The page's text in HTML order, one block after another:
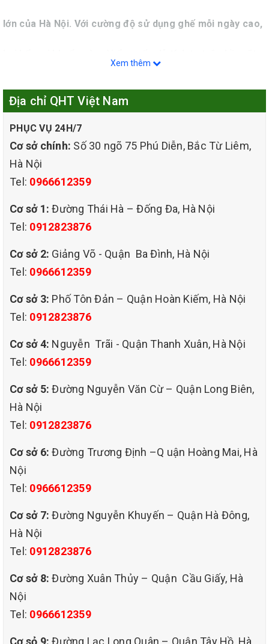
lớn của Hà Nội. Với cường độ sử dụng ghế mỗi ngày cao,
ra đời nhằm mang lại môi trường làm việc sạch sẽ,
chuyên nghiệp và nâng cao hình ảnh doanh nghiệp.
Tại Sao Nên Cần Dịch vụ Giặt Ghế Văn Phòng Phường
Láng
Xem thêm
Địa chỉ QHT Việt Nam
PHỤC VỤ 24H/7
Cơ sở chính: Số 30 ngõ 75 Phú Diễn, Bắc Từ Liêm,
Hà Nội
Tel: 0966612359
Cơ sở 1: Đường Thái Hà – Đống Đa, Hà Nội
Tel: 0912823876
Cơ sở 2: Giảng Võ - Quận Ba Đình, Hà Nội
Tel: 0966612359
Cơ sở 3: Phố Tôn Đản – Quận Hoàn Kiếm, Hà Nội
Tel: 0912823876
Cơ sở 4: Nguyễn Trãi - Quận Thanh Xuân, Hà Nội
Tel: 0966612359
Cơ sở 5: Đường Nguyễn Văn Cừ – Quận Long Biên,
Hà Nội
Tel: 0912823876
Cơ sở 6: Đường Trương Định –Q uận Hoàng Mai, Hà
Nội
Tel: 0966612359
Cơ sở 7:Đường Nguyễn Khuyến – Quận Hà Đông,
Hà Nội
Tel: 0912823876
Cơ sở 8:Đường Xuân Thủy – Quận Cầu Giấy, Hà
Nội
Tel: 0966612359
Cơ sỏ 9: Đường Lạc Long Quân – Quận Tây Hồ, Hà